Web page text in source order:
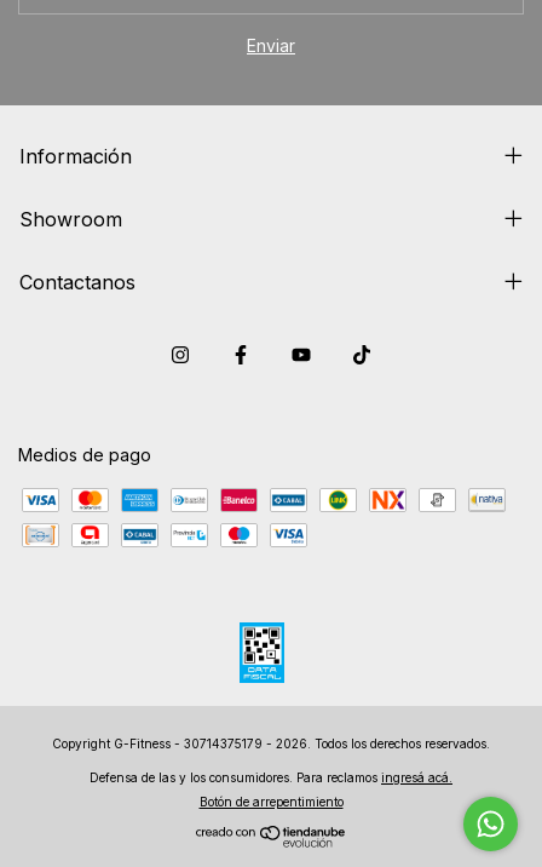
Información
Showroom
Contactanos
Medios de pago
Copyright G-Fitness - 30714375179 - 2026. Todos los derechos reservados.
Defensa de las y los consumidores. Para reclamos ingresá acá.
Botón de arrepentimiento